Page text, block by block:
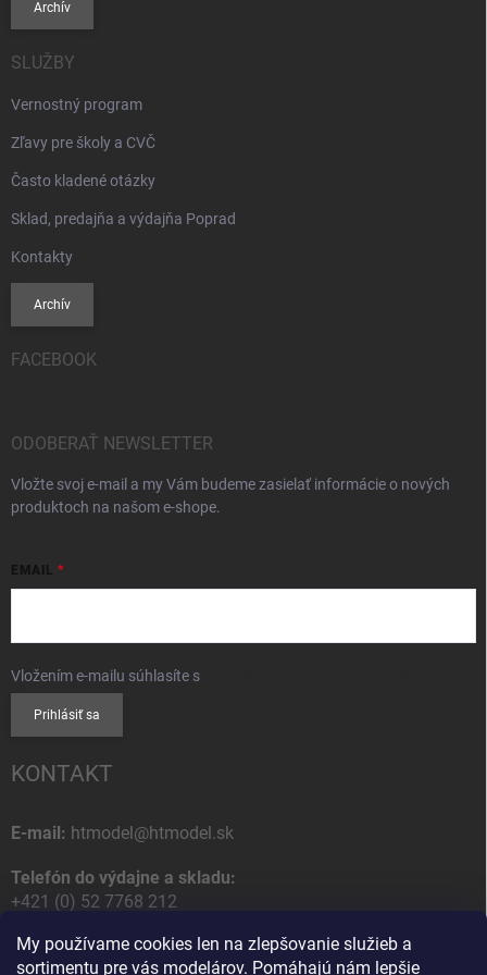
My používame cookies len na zlepšovanie služieb a
sortimentu pre vás modelárov. Pomáhajú nám lepšie
Archív
SLUŽBY
Vernostný program
Zľavy pre školy a CVČ
Často kladené otázky
Sklad, predajňa a výdajňa Poprad
Kontakty
Archív
FACEBOOK
ODOBERAŤ NEWSLETTER
Vložte svoj e-mail a my Vám budeme zasielať informácie o nových
produktoch na našom e-shope.
EMAIL
Vložením e-mailu súhlasíte s
Prihlásiť sa
KONTAKT
E-mail: htmodel@htmodel.sk
Telefón do výdajne a skladu:
+421 (0) 52 7768 212
Poštová / Odberná adresa:
HT model